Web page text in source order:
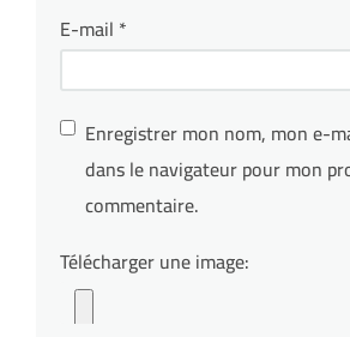
E-mail *
Enregistrer mon nom, mon e-
dans le navigateur pour mon
commentaire.
Télécharger une image: